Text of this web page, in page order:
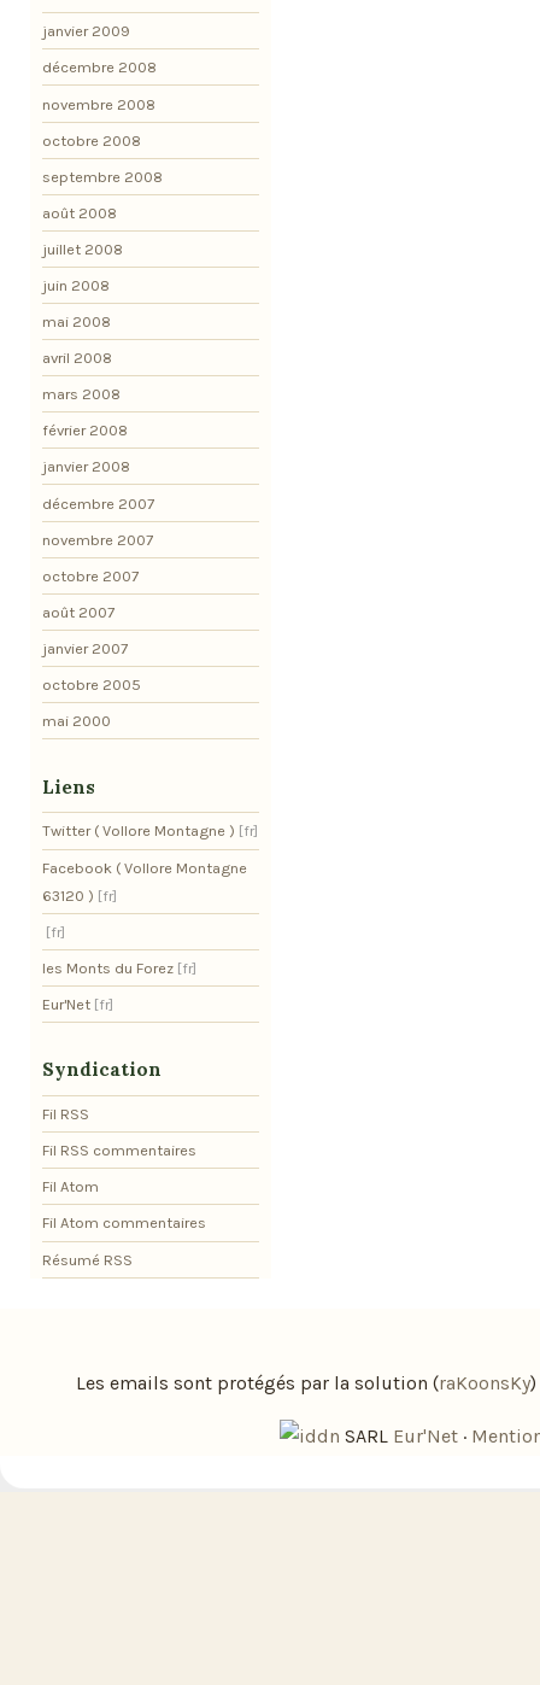
janvier 2009
décembre 2008
novembre 2008
octobre 2008
septembre 2008
août 2008
juillet 2008
juin 2008
mai 2008
avril 2008
mars 2008
février 2008
janvier 2008
décembre 2007
novembre 2007
octobre 2007
août 2007
janvier 2007
octobre 2005
mai 2000
Liens
Twitter ( Vollore Montagne )
Facebook ( Vollore Montagne
63120 )
les Monts du Forez
Eur'Net
Syndication
Fil RSS
Fil RSS commentaires
Fil Atom
Fil Atom commentaires
Résumé RSS
Les emails sont protégés par la solution (raKoonsKy)
SARL Eur'Net ·